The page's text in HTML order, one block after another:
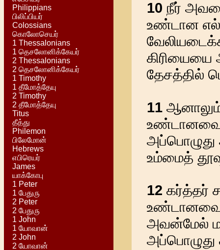
Philippians
பிலிப்பியர்
Colossians
கொலோசெயர்
1 Thessalonians
1 தெசலோனிக்கேயர்
2 Thessalonians
2 தெசலோனிக்கேயர்
1 Timothy
1 தீமோத்தேயு
2 Timothy
2 தீமோத்தேயு
Titus
தீத்து
Philemon
பிலேமோன்
Hebrews
எபிரெயர்
James
யாக்கோபு
1 Peter
1 பேதுரு
2 Peter
2 பேதுரு
1 John
1 யோவான்
2 John
2 யோவான்
10 நீர்
உண்டான
தேசத்தில்
11
அப்பொழுது
உம்மைத்
12 கர்த்தர்
அவன்மேல்